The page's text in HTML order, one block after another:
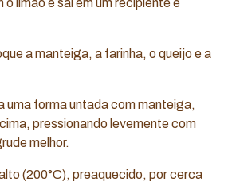
limão e sal em um recipiente e
a manteiga, a farinha, o queijo e a
uma forma untada com manteiga,
pressionando levemente com
melhor.
(200°C), preaquecido, por cerca